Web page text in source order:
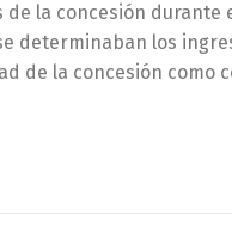
la concesión durante
determinaban los
de la concesión como